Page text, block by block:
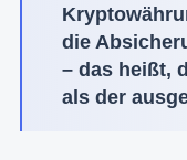
die
– das heißt,
als der